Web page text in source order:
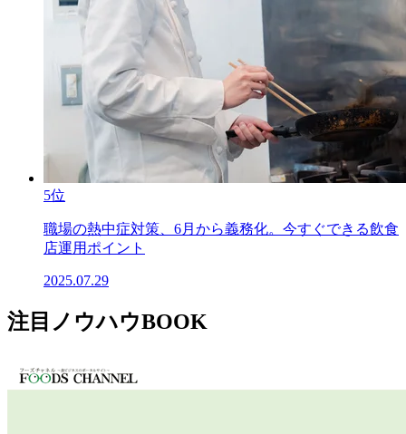
5位
職場の熱中症対策、6月から義務化。今すぐできる飲食
店運用ポイント
2025.07.29
注目ノウハウBOOK